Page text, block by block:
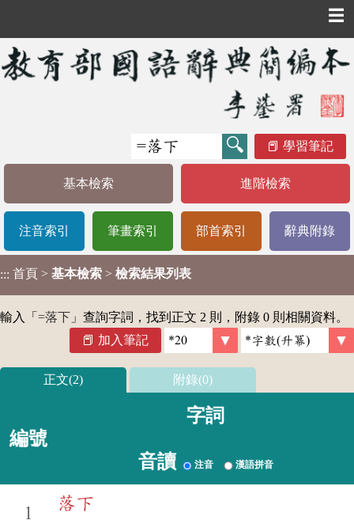
☰
學習筆記
基本檢索 進階檢索
注音索引 筆畫索引 部首索引 辭典附錄
::: 首頁 > 基本檢索 > 檢索結果列表
輸入「 =落下 」查詢字詞，找到正文 2 則，附錄 0 則相關資料。
加入筆記
正文(2) 附錄(0)
編號
字詞
音讀 注音 漢語拼音
1
落下